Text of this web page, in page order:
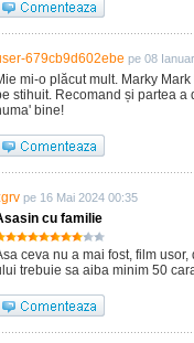
679cb9d602ebe pe 08
mi-o plăcut mult. Marky
stihuit. Recomand și partea a
bine!
pe 16 Mai 2024 00:35
cu familie
ceva nu a mai fost, film
trebuie sa aiba minim 50